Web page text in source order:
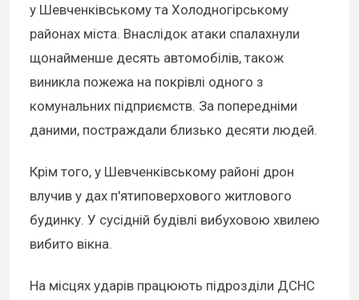
у Шевченківському та Холодногірському
районах міста. Внаслідок атаки спалахнули
щонайменше десять автомобілів, також
виникла пожежа на покрівлі одного з
комунальних підприємств. За попередніми
даними, постраждали близько десяти людей.
Крім того, у Шевченківському районі дрон
влучив у дах п'ятиповерхового житлового
будинку. У сусідній будівлі вибуховою хвилею
вибито вікна.
На місцях ударів працюють підрозділи ДСНС